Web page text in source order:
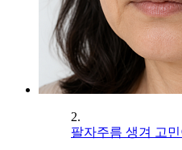
2.
팔자주름 생겨 고